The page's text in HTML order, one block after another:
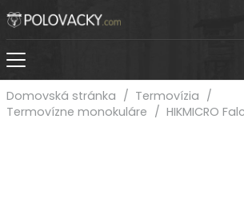
Domovská stránka / Termovízia /
Termovízne monokuláre / HIKMICRO